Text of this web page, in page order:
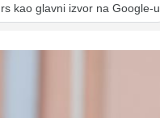
kao glavni izvor na Google-u